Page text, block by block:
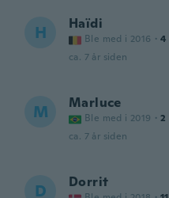
H Haïdi
Ble med i 2016 · 4
ca. 7 år siden
M Marluce
Ble med i 2019 · 2
ca. 7 år siden
D Dorrit